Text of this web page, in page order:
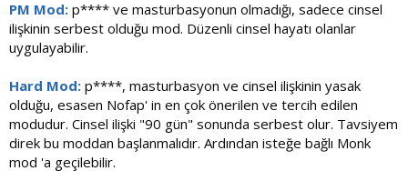
PM Mod: p**** ve masturbasyonun olmadığı, sadece cinsel
ilişkinin serbest olduğu mod. Düzenli cinsel hayatı olanlar
uygulayabilir.
Hard Mod: p****, masturbasyon ve cinsel ilişkinin yasak
olduğu, esasen Nofap' in en çok önerilen ve tercih edilen
modudur. Cinsel ilişki "90 gün" sonunda serbest olur. Tavsiyem
direk bu moddan başlanmalıdır. Ardından isteğe bağlı Monk
mod 'a geçilebilir.